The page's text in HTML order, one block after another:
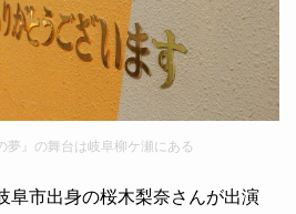
夢』の舞台は岐阜柳ケ瀬にある
阜市出身の桜木梨奈さんが出演